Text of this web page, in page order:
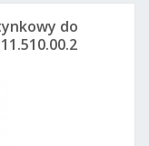
do